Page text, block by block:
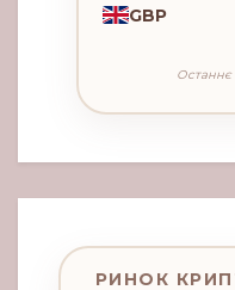
GBP
Останнє
РИНОК